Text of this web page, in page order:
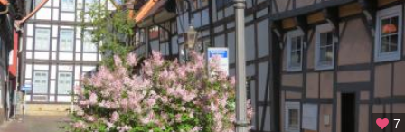
オ
ー
ベ
ル
ス
ト
ド
7